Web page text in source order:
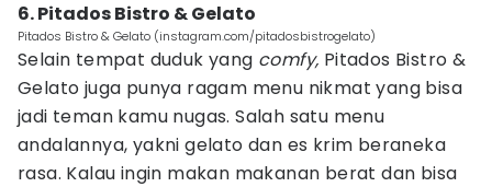
6. Pitados Bistro & Gelato
Pitados Bistro & Gelato (instagram.com/pitadosbistrogelato)
Selain tempat duduk yang comfy, Pitados Bistro &
Gelato juga punya ragam menu nikmat yang bisa
jadi teman kamu nugas. Salah satu menu
andalannya, yakni gelato dan es krim beraneka
rasa. Kalau ingin makan makanan berat dan bisa